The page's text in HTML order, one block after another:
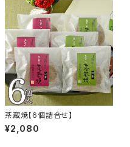
茶蔵焼【6個詰合せ】
¥2,080